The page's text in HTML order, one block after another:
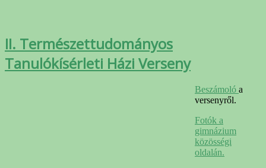
II. Természettudományos
Tanulókísérleti Házi Verseny
Beszámoló a
versenyről.
Fotók a
gimnázium
közösségi
oldalán.